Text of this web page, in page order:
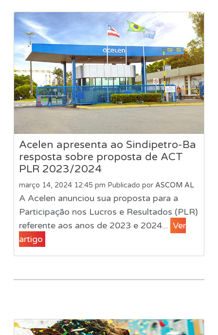
Acelen apresenta ao Sindipetro-Ba
resposta sobre proposta de ACT
PLR 2023/2024
março 14, 2024 12:45 pm Publicado por ASCOM AL
A Acelen anunciou sua proposta para a
Participação nos Lucros e Resultados (PLR)
referente aos anos de 2023 e 2024... Ver
artigo